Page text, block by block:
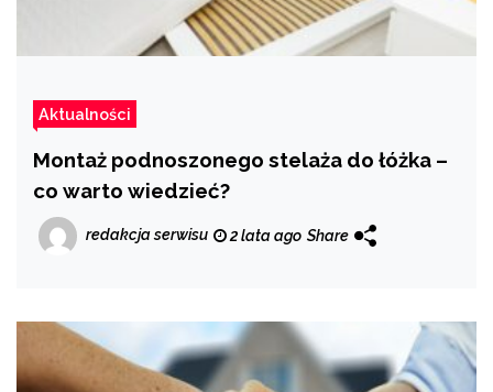
Aktualności
Montaż podnoszonego stelaża do łóżka –
co warto wiedzieć?
redakcja serwisu 2 lata ago Share